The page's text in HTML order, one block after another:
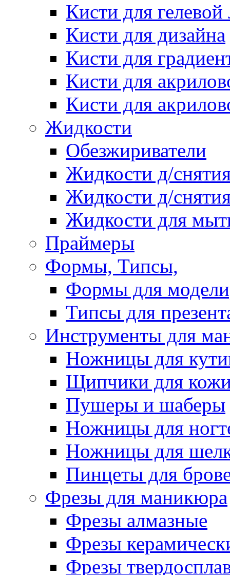
Кисти для гелевой
Кисти для дизайна
Кисти для
Кисти для
Кисти для
Жидкости
Обезжириватели
Жидкости д/
Жидкости д/
Жидкости для
Праймеры
Формы, Типсы,
Формы для
Типсы для
Инструменты для
Ножницы для
Щипчики для
Пушеры и шаберы
Ножницы для
Ножницы для
Пинцеты для
Фрезы для маникюра
Фрезы алмазные
Фрезы
Фрезы